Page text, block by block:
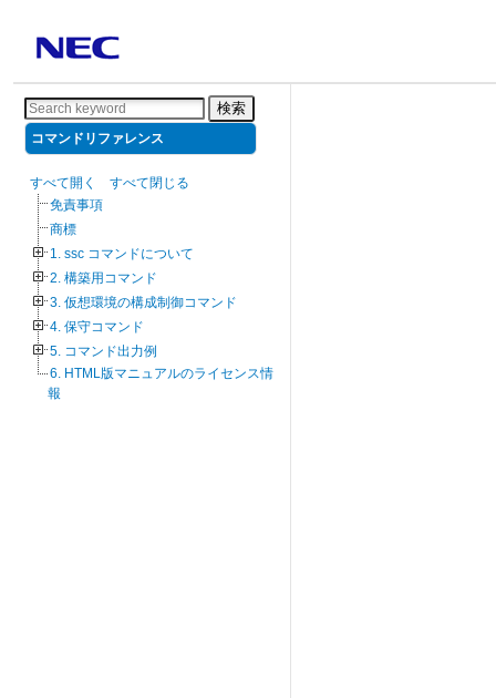
検索
コマンドリファレンス
すべて開く
すべて閉じる
免責事項
商標
1. ssc コマンドについて
2. 構築用コマンド
3. 仮想環境の構成制御コマンド
4. 保守コマンド
5. コマンド出力例
6. HTML版マニュアルのライセンス情
報